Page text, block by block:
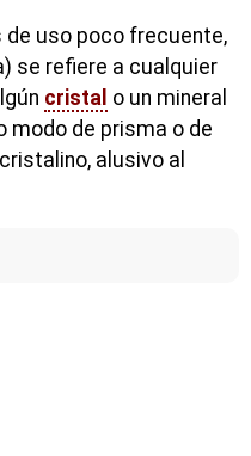
uso poco frecuente,
se refiere a cualquier
cristal o un mineral
modo de prisma o de
alusivo al